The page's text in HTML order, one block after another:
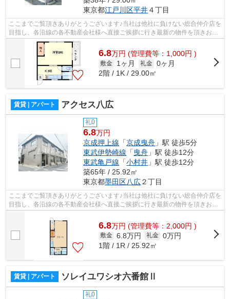
東京都江戸川区平井４丁目
ここまでご覧頂きありがとうございます♪当社は他社に負けない総合仲介店を
目指し、各沿線の各不動産会社様へ直接ご挨拶に行き最新の物件を頂きお客
様へ提供しております！最新の情報は...
6.8万円 (管理費等：1,000円 )
敷金 1ヶ月 礼金 0ヶ月
2階 / 1K / 29.00㎡
賃貸 | アパート アクセス八広
礼0
6.8万円
京成押上線 「京成曳舟 」駅 徒歩5分
東武伊勢崎線 「 曳舟 」駅 徒歩12分
東武亀戸線 「小村井 」駅 徒歩12分
築65年 / 25.92㎡
東京都墨田区八広２丁目
ここまでご覧頂きありがとうございます♪当社は他社に負けない総合仲介店を
目指し、各沿線の各不動産会社様へ直接ご挨拶に行き最新の物件を頂きお客
6.8万円 (管理費等：2,000円 )
敷金 6.8万円 礼金 0万円
1階 / 1R / 25.92㎡
賃貸 | アパート ソレイユワシオ六番館Ⅱ
礼0